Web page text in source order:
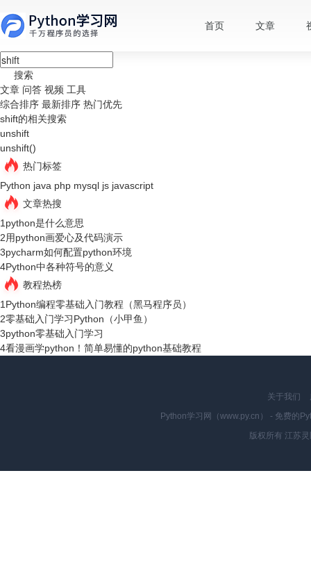
首页 文章
搜索
文章 问答 视频 工具
综合排序 最新排序 热门优先
shift的相关搜索
unshift
unshift()
热门标签
Python java php mysql js javascript
文章热搜
1python是什么意思
2用python画爱心及代码演示
3pycharm如何配置python环境
4Python中各种符号的意义
教程热榜
1Python编程零基础入门教程（黑马程序员）
2零基础入门学习Python（小甲鱼）
3python零基础入门学习
4看漫画学python！简单易懂的python基础教程
关于我们
Python学习网（www.py.cn） - 免费的
版权所有 江苏